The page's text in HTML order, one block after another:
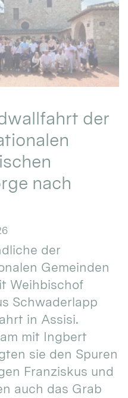
der
nach
der
Gemeinden
Weihbischof
Schwaderlapp
in Assisi.
mit Ingbert
sie den Spuren
Franziskus und
auch das Grab